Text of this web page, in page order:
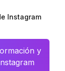
Instagram
y